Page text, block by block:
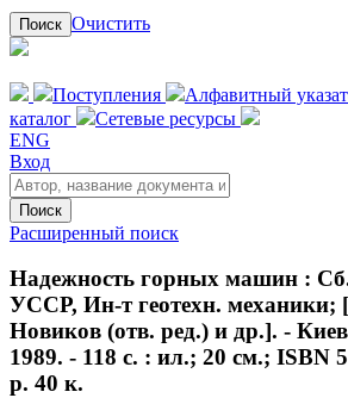
Поиск Очистить
Поступления Алфавитный
каталог
Сетевые ресурсы
ENG
Вход
Поиск
Расширенный поиск
Надежность горных машин :
УССР, Ин-т геотехн. механики;
Новиков (отв. ред.) и др.]. -
1989. - 118 с. : ил.; 20 см.; ISBN
р. 40 к.